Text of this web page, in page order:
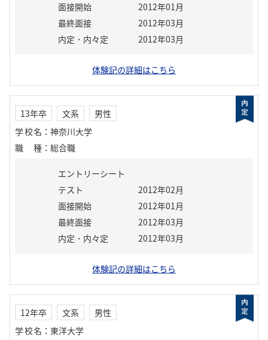
面接開始
2012年01月
最終面接
2012年03月
内定・内々定
2012年03月
体験記の詳細はこちら
13年卒 文系
男性
学校名 ： 神奈川大学
職種 ： 総合職
エントリーシート
テスト
2012年02月
面接開始
2012年01月
最終面接
2012年03月
内定・内々定
2012年03月
体験記の詳細はこちら
12年卒 文系
男性
学校名 ： 東洋大学